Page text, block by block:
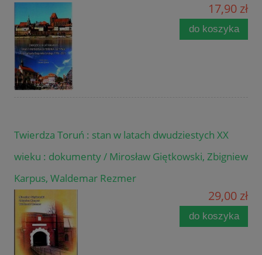
17,90 zł
do koszyka
Twierdza Toruń : stan w latach dwudziestych XX
wieku : dokumenty / Mirosław Giętkowski, Zbigniew
Karpus, Waldemar Rezmer
29,00 zł
do koszyka